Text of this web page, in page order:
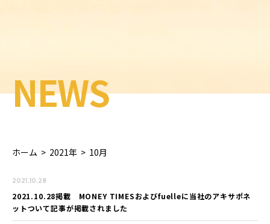
NEWS
ホーム > 2021年 > 10月
2021.10.28
2021.10.28掲載 MONEY TIMESおよびfuelleに当社のアキサポネ
ットついて記事が掲載されました